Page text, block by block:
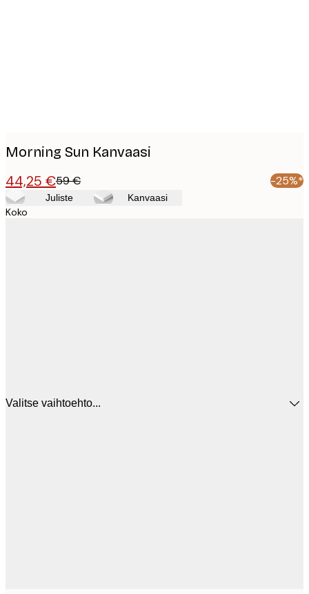
Morning Sun Kanvaasi
44,25 €59 € -25%*
Juliste Kanvaasi
Koko
Valitse vaihtoehto...